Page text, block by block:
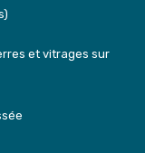
et vitrages sur